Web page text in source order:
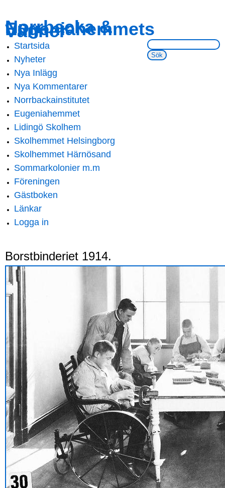
main
content
navigation
Norrbacka &
Eugeniahemmets
Vänner
Sök på webbsidan:
Main menu
Startsida
Nyheter
Nya Inlägg
Nya Kommentarer
Norrbackainstitutet
Eugeniahemmet
Lidingö Skolhem
Skolhemmet Helsingborg
Skolhemmet Härnösand
Sommarkolonier m.m
Föreningen
Gästboken
Länkar
Logga in
Borstbinderiet 1914.